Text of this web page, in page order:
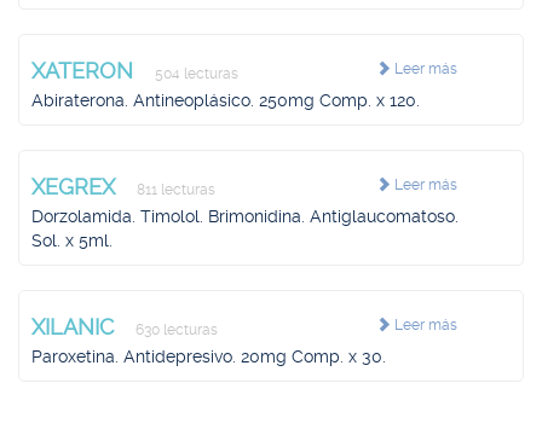
Leer más
XATERON 504 lecturas
Abiraterona. Antineoplásico. 250mg Comp. x 120.
Leer más
XEGREX 811 lecturas
Dorzolamida. Timolol. Brimonidina. Antiglaucomatoso.
Sol. x 5ml.
Leer más
XILANIC 630 lecturas
Paroxetina. Antidepresivo. 20mg Comp. x 30.